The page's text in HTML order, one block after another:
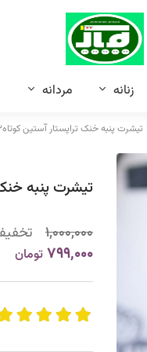
زنانه مردانه
تیشرت پنبه خنک تراپستار آستین کوتاه۹۴۳
تیشرت پنبه خنک
1,000,000
799,000 تومان